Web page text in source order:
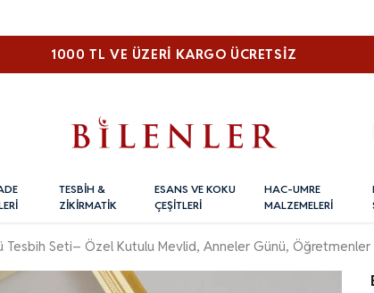
1000 TL VE ÜZERI KARGO ÜCRETSİZ
TESBİH &
ZİKİRMATİK
ESANS VE KOKU
ÇEŞİTLERİ
HAC-UMRE
MALZEMELERİ
Tesbih Seti– Özel Kutulu Mevlid, Anneler Günü,